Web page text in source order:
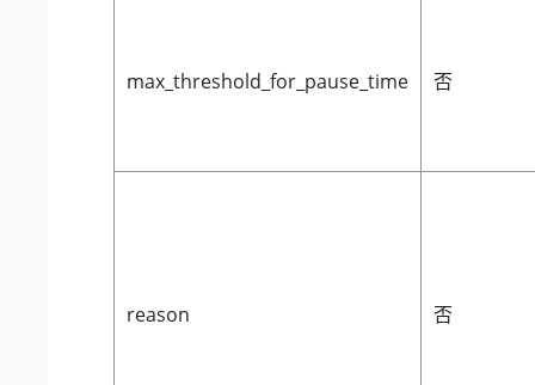
max_threshold_for_pause_time 否
reason 否